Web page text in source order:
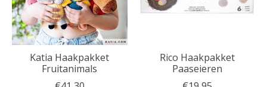
Katia Haakpakket
Fruitanimals
Rico Haakpakket
Paaseieren